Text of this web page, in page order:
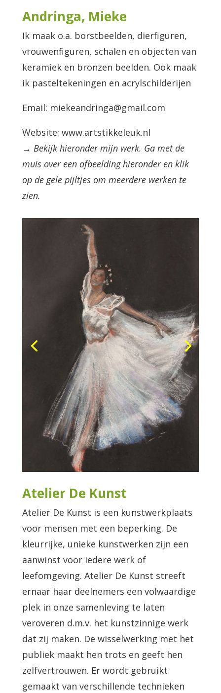
Andringa, Mieke
Ik maak o.a. borstbeelden, dierfiguren,
vrouwenfiguren, schalen en objecten van
keramiek en bronzen beelden. Ook maak
ik pasteltekeningen en acrylschilderijen
Email: miekeandringa@gmail.com
Website: www.artstikkeleuk.nl
→ Bekijk hieronder mijn werk. Ga met de
muis over een afbeelding hieronder en klik
op de gele pijltjes om meerdere werken te
zien.
Atelier De Kunst
Atelier De Kunst is een kunstwerkplaats
voor mensen met een beperking. De
kleurrijke, unieke kunstwerken zijn een
aanwinst voor iedere werk of
leefomgeving. Atelier De Kunst streeft
ernaar haar deelnemers een volwaardige
plek in onze samenleving te laten
veroveren d.m.v. het kunstzinnige werk
dat zij maken. De wisselwerking met het
publiek maakt hen trots en geeft hen
zelfvertrouwen. Er wordt gebruikt
gemaakt van verschillende technieken